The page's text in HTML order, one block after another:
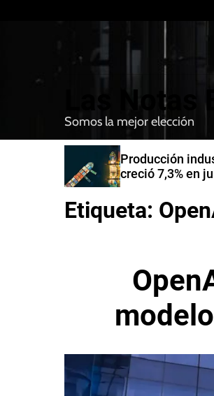
Las
Somos la mejor elección
Producción
creció 7,3% en
Etiqueta: